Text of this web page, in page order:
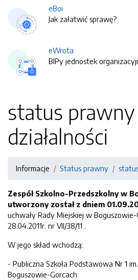
eBoi
Jak załatwić sprawę?
eWrota
BIPy jednostek
status prawny
działalności
Informacje Status prawny
Zespół Szkolno-Przedszkolny w
utworzony został z dniem
uchwały Rady Miejskiej w
28.04.2011r. nr VII/38/11 .
W jego skład wchodzą:
- Publiczna Szkoła Podstawowa Nr 1
Boguszowie-Gorcach